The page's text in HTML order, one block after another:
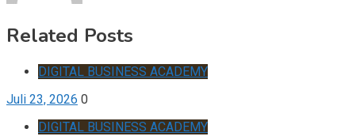
Related Posts
DIGITAL BUSINESS ACADEMY
Juli 23, 2026 0
DIGITAL BUSINESS ACADEMY